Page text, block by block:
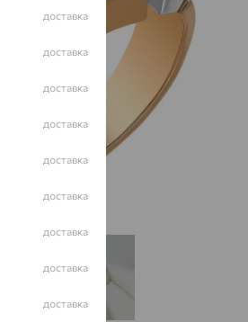
доставка
доставка
доставка
доставка
доставка
доставка
доставка
доставка
доставка